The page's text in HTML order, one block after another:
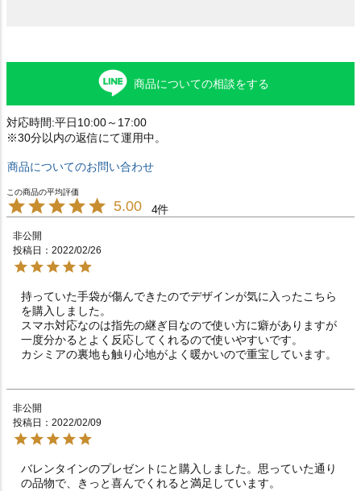
商品についての相談をする
対応時間:平日10:00～17:00
※30分以内の返信にて運用中。
商品についてのお問い合わせ
5.00 4
非公開
投稿日
2022/02/26
持っていた手袋が傷んできたのでデザインが気に入ったこちら
を購入しました。
スマホ対応なのは指先の継ぎ目なので使い方に癖がありますが
一度分かるとよく反応してくれるので使いやすいです。
カシミアの裏地も触り心地がよく暖かいので重宝しています。
非公開
投稿日
2022/02/09
バレンタインのプレゼントにと購入しました。思っていた通り
の品物で、きっと喜んでくれると満足しています。